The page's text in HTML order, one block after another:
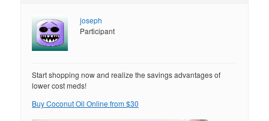
joseph
Participant
Start shopping now and realize the savings advantages of
lower cost meds!
Buy Coconut Oil Online from $30